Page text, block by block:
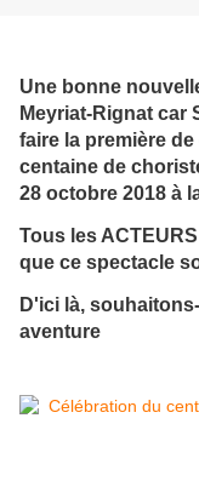
Une bonne
Meyriat-Rignat car
faire la première
centaine de
28 octobre 2018 à
Tous les
que ce spectacle
D'ici là,
aventure